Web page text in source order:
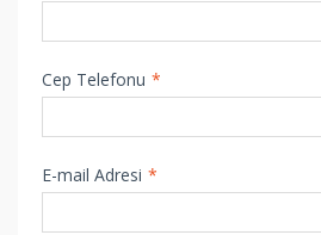
Cep Telefonu *
E-mail Adresi *